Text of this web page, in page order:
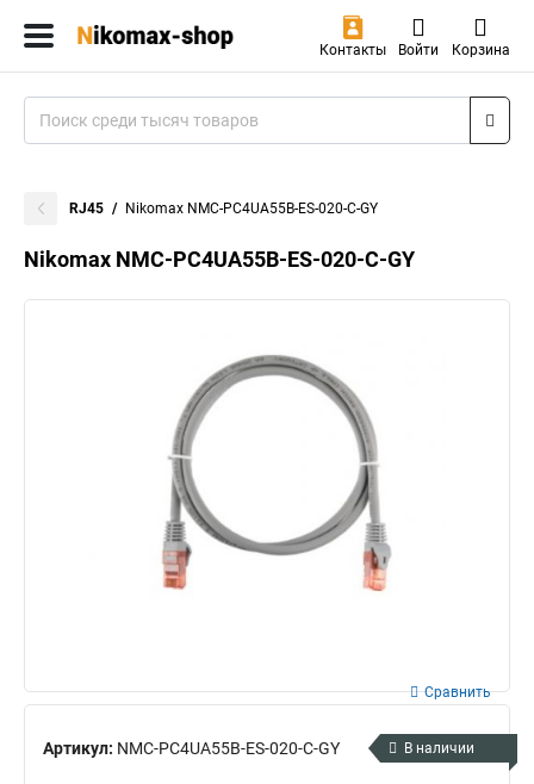
Контакты Войти Корзина
RJ45 Nikomax NMC-PC4UA55B-ES-020-C-GY
Nikomax NMC-PC4UA55B-ES-020-C-GY
Артикул: NMC-PC4UA55B-ES-020-C-GY
Сравнить
В наличии